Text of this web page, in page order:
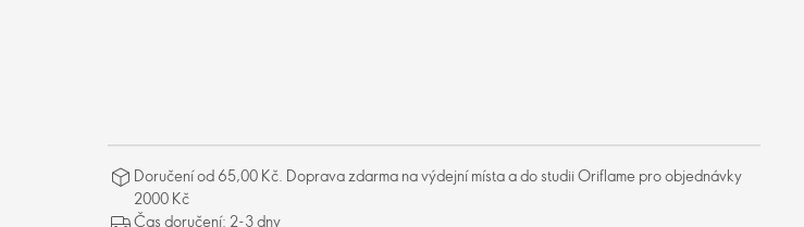
Doručení od 65,00 Kč. Doprava zdarma na výdejní místa a do studii Oriflame pro objednávky
2000 Kč
Čas doručení: 2-3 dny